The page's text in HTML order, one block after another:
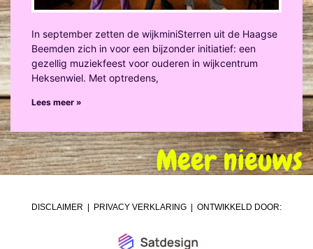
In september zetten de wijkminiSterren uit de Haagse
Beemden zich in voor een bijzonder initiatief: een
gezellig muziekfeest voor ouderen in wijkcentrum
Heksenwiel. Met optredens,
Lees meer »
Meer nieuws
DISCLAIMER PRIVACY VERKLARING | ONTWIKKELD DOOR: